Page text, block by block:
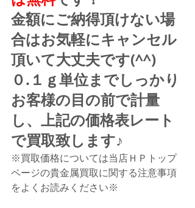
金額にご納得頂けない場
合はお気軽にキャンセル
頂いて大丈夫です(^^)
０.１ｇ単位までしっかり
お客様の目の前で計量
し、上記の価格表レート
で買取致します♪
※買取価格については当店ＨＰトップ
ページの貴金属買取に関する注意事項
をよくお読みください※